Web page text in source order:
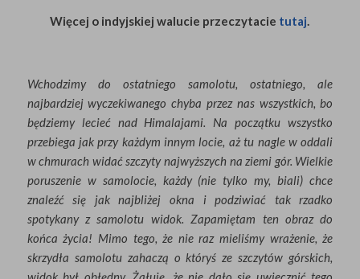
Więcej o indyjskiej walucie przeczytacie tutaj
Wchodzimy do ostatniego samolotu, ostatniego, ale
najbardziej wyczekiwanego chyba przez nas wszystkich, bo
będziemy lecieć nad Himalajami. Na początku wszystko
przebiega jak przy każdym innym locie, aż tu nagle w oddali
w chmurach widać szczyty najwyższych na ziemi gór. Wielkie
poruszenie w samolocie, każdy (nie tylko my, biali) chce
znaleźć się jak najbliżej okna i podziwiać tak rzadko
spotykany z samolotu widok. Zapamiętam ten obraz do
końca życia! Mimo tego, że nie raz mieliśmy wrażenie, że
skrzydła samolotu zahaczą o któryś ze szczytów górskich,